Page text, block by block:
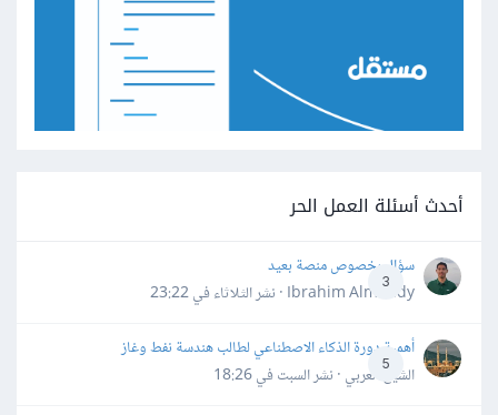
أحدث أسئلة العمل الحر
3
سؤال بخصوص منصة بعيد
Ibrahim Almahdy · نشر
الثلاثاء في 23:22
5
أهمية دورة الذكاء الاصطناعي لطالب هندسة نفط وغاز
الشيخ العربي · نشرالسبت في 18:26